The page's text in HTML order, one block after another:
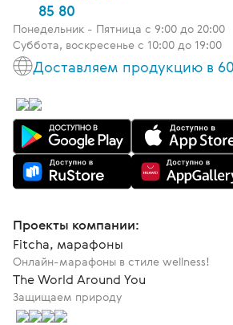
85 80
Понедельник - Пятница c 9:00 до 20:00
Суббота, воскресенье с 10:00 до 19:00
Доставляем продукцию в
Проекты компании:
Fitcha, марафоны
Онлайн-марафоны в стиле wellness!
The World Around You
Защищаем природу